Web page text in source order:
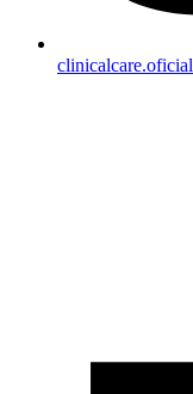
clinicalcare.oficial